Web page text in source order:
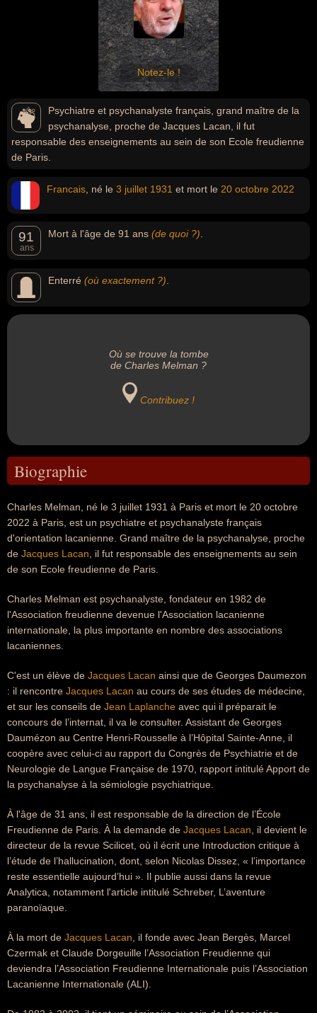
Notez-le !
Psychiatre et psychanalyste français, grand maître de la
psychanalyse, proche de Jacques Lacan, il fut
responsable des enseignements au sein de son Ecole freudienne
de Paris.
Francais , né le 3 juillet 1931 et mort le 20 octobre 2022
91
ans
Mort à l'âge de 91 ans (de quoi ?)
Enterré (où exactement ?)
Où se trouve la tombe
de Charles Melman ?
Contribuez !
Biographie
Charles Melman, né le 3 juillet 1931 à Paris et mort le 20 octobre
2022 à Paris, est un psychiatre et psychanalyste français
d'orientation lacanienne. Grand maître de la psychanalyse, proche
de Jacques Lacan , il fut responsable des enseignements au sein
de son Ecole freudienne de Paris.
Charles Melman est psychanalyste, fondateur en 1982 de
l'Association freudienne devenue l'Association lacanienne
internationale, la plus importante en nombre des associations
lacaniennes.
C'est un élève de Jacques Lacan ainsi que de Georges Daumezon
: il rencontre Jacques Lacan au cours de ses études de médecine,
et sur les conseils de Jean Laplanche avec qui il préparait le
concours de l’internat, il va le consulter. Assistant de Georges
Daumézon au Centre Henri-Rousselle à l’Hôpital Sainte-Anne, il
coopère avec celui-ci au rapport du Congrès de Psychiatrie et de
Neurologie de Langue Française de 1970, rapport intitulé Apport de
la psychanalyse à la sémiologie psychiatrique.
À l'âge de 31 ans, il est responsable de la direction de l’École
Freudienne de Paris. À la demande de Jacques Lacan , il devient le
directeur de la revue Scilicet, où il écrit une Introduction critique à
l’étude de l’hallucination, dont, selon Nicolas Dissez, « l’importance
reste essentielle aujourd’hui ». Il publie aussi dans la revue
Analytica, notamment l'article intitulé Schreber, L’aventure
paranoïaque.
À la mort de Jacques Lacan , il fonde avec Jean Bergès, Marcel
Czermak et Claude Dorgeuille l’Association Freudienne qui
deviendra l’Association Freudienne Internationale puis l’Association
Lacanienne Internationale (ALI).